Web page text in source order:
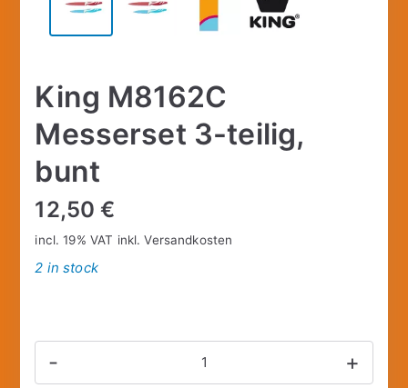
King M8162C
Messerset 3-teilig,
bunt
12,50€
incl. 19% VAT inkl.Versandkosten
2 in stock
- +